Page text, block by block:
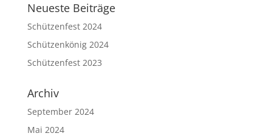
Neueste Beiträge
Schützenfest 2024
Schützenkönig 2024
Schützenfest 2023
Archiv
September 2024
Mai 2024